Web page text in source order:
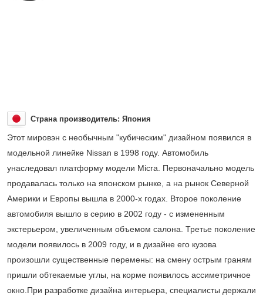
Страна производитель: Япония
Этот мировэн с необычным "кубическим" дизайном появился в
модельной линейке Nissan в 1998 году. Автомобиль
унаследовал платформу модели Micra. Первоначально модель
продавалась только на японском рынке, а на рынок Северной
Америки и Европы вышла в 2000-х годах. Второе поколение
автомобиля вышло в серию в 2002 году - с измененным
экстерьером, увеличенным объемом салона. Третье поколение
модели появилось в 2009 году, и в дизайне его кузова
произошли существенные перемены: на смену острым граням
пришли обтекаемые углы, на корме появилось ассиметричное
окно.При разработке дизайна интерьера, специалисты держали